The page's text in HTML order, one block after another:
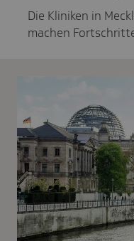
Die Kliniken in
machen